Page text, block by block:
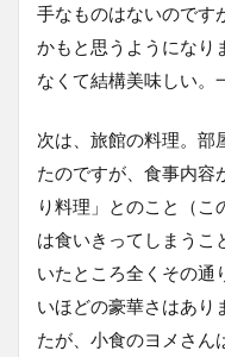
手なものはないのです
かもと思うようになり
なくて結構美味しい。
次は、旅館の料理。部
たのですが、食事内容
り料理」とのこと（こ
は食いきってしまうこ
いたところ全くその通
いほどの豪華さはあり
たが、小食のヨメさん